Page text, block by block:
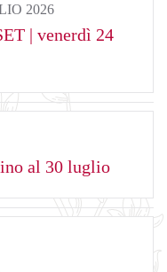
2026
| venerdì 24
al 30 luglio